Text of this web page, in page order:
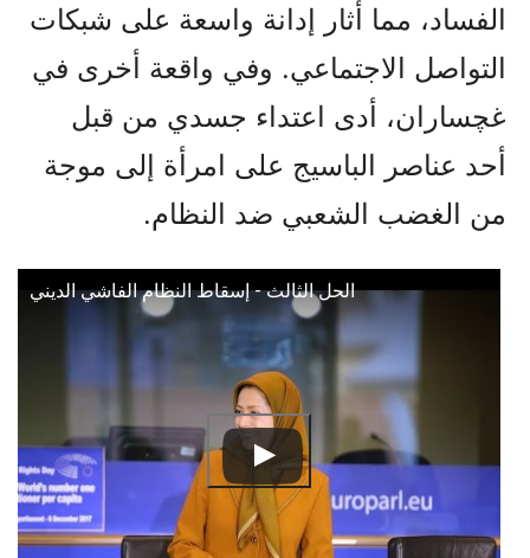
الفساد، مما أثار إدانة واسعة على شبكات
التواصل الاجتماعي. وفي واقعة أخرى في
غچساران، أدى اعتداء جسدي من قبل
أحد عناصر الباسيج على امرأة إلى موجة
من الغضب الشعبي ضد النظام.
الحل الثالث - إسقاط النظام الفاشي الديني